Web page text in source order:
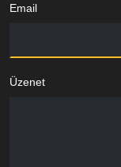
Email
Üzenet